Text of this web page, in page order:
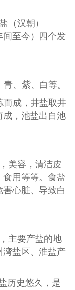
（汉朝）——
至今）四个发
、紫、白等。
而成，井盐取井
成，池盐出自池
美容，清洁皮
食用等等。食盐
心脏、导致白
主要产盐的地
湾盐区、淮盐产
历史悠久，是